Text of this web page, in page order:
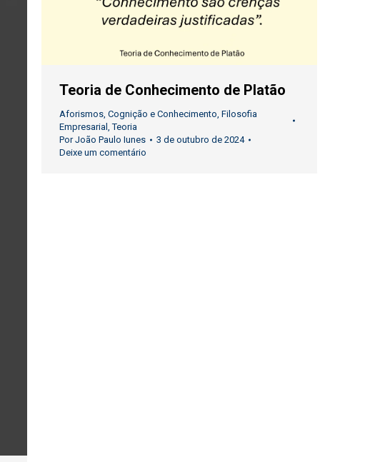
Teoria de Conhecimento de Platão
Aforismos, Cognição e Conhecimento, Filosofia
Empresarial ,Teoria
PorJoão Paulo Iunes
3 de outubro de 2024
Deixe um comentário